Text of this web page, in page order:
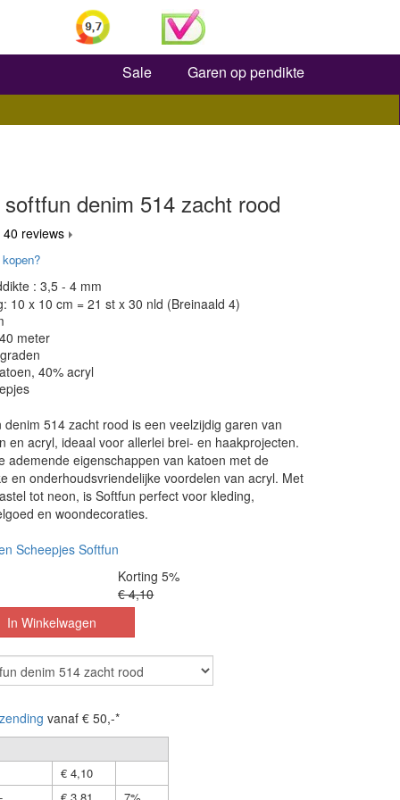
Zoeken
Sale Garen op pendikte
denim 514 zacht rood
40 reviews
: 3,5 - 4 mm
10 x 10 cm = 21 st x 30 nld (Breinaald 4)
meter
40% acryl
denim 514 zacht rood is een veelzijdig garen van
en acryl, ideaal voor allerlei brei- en haakprojecten.
ademende eigenschappen van katoen met de
en onderhoudsvriendelijke voordelen van acryl. Met
tot neon, is Softfun perfect voor kleding,
en woondecoraties.
Scheepjes Softfun
Korting 5%
€ 4,10
vanaf € 50,-*
€ 4,10